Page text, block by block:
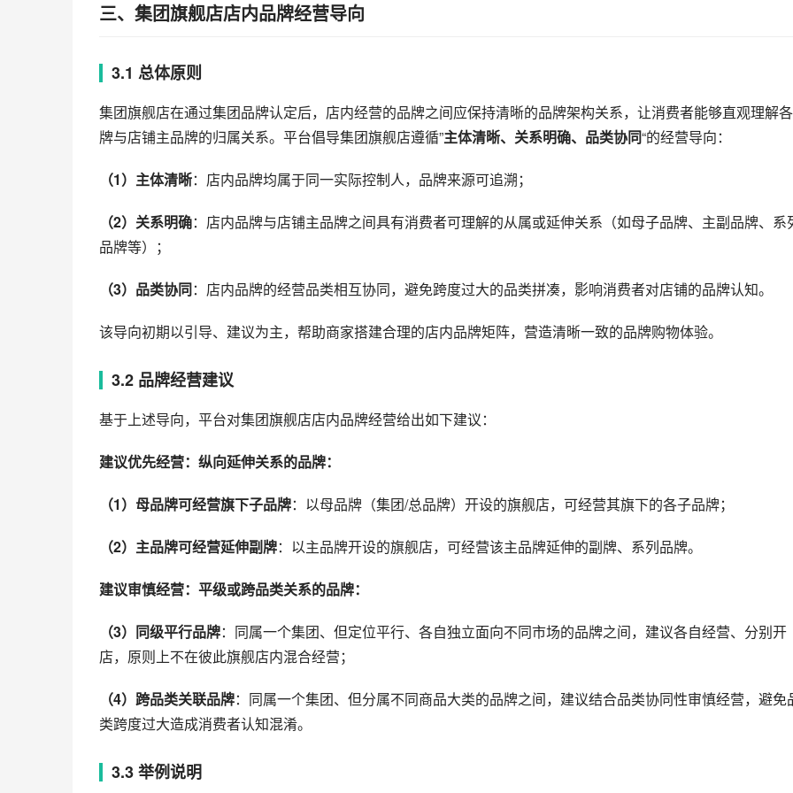
三、集团旗舰店店内品牌经营导向
3.1 总体原则
集团旗舰店在通过集团品牌认定后，店内经营的品牌之间应保持清晰的品牌架构关系，让消费者能够直观理解
牌与店铺主品牌的归属关系。平台倡导集团旗舰店遵循”主体清晰、关系明确、品类协同“的经营导向：
（1）主体清晰：店内品牌均属于同一实际控制人，品牌来源可追溯；
（2）关系明确：店内品牌与店铺主品牌之间具有消费者可理解的从属或延伸关系（如母子品牌、主副品牌、系
品牌等）；
（3）品类协同：店内品牌的经营品类相互协同，避免跨度过大的品类拼凑，影响消费者对店铺的品牌认知。
该导向初期以引导、建议为主，帮助商家搭建合理的店内品牌矩阵，营造清晰一致的品牌购物体验。
3.2 品牌经营建议
基于上述导向，平台对集团旗舰店店内品牌经营给出如下建议：
建议优先经营：纵向延伸关系的品牌：
（1）母品牌可经营旗下子品牌：以母品牌（集团/总品牌）开设的旗舰店，可经营其旗下的各子品牌；
（2）主品牌可经营延伸副牌：以主品牌开设的旗舰店，可经营该主品牌延伸的副牌、系列品牌。
建议审慎经营：平级或跨品类关系的品牌：
（3）同级平行品牌：同属一个集团、但定位平行、各自独立面向不同市场的品牌之间，建议各自经营、分别开
店，原则上不在彼此旗舰店内混合经营；
（4）跨品类关联品牌：同属一个集团、但分属不同商品大类的品牌之间，建议结合品类协同性审慎经营，避免
类跨度过大造成消费者认知混淆。
3.3 举例说明